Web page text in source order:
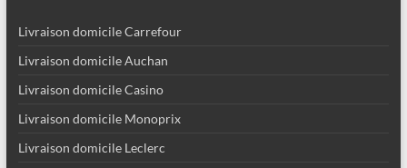
Livraison domicile Carrefour
Livraison domicile Auchan
Livraison domicile Casino
Livraison domicile Monoprix
Livraison domicile Leclerc